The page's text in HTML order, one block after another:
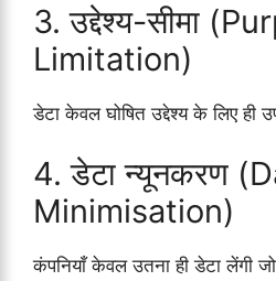
3. उद्देश्य-सीमा
Limitation)
डेटा केवल घोषित उद्देश्य के लिए ही
4. डेटा न्यूनकरण
Minimisation)
कंपनियाँ केवल उतना ही डेटा लेंगी